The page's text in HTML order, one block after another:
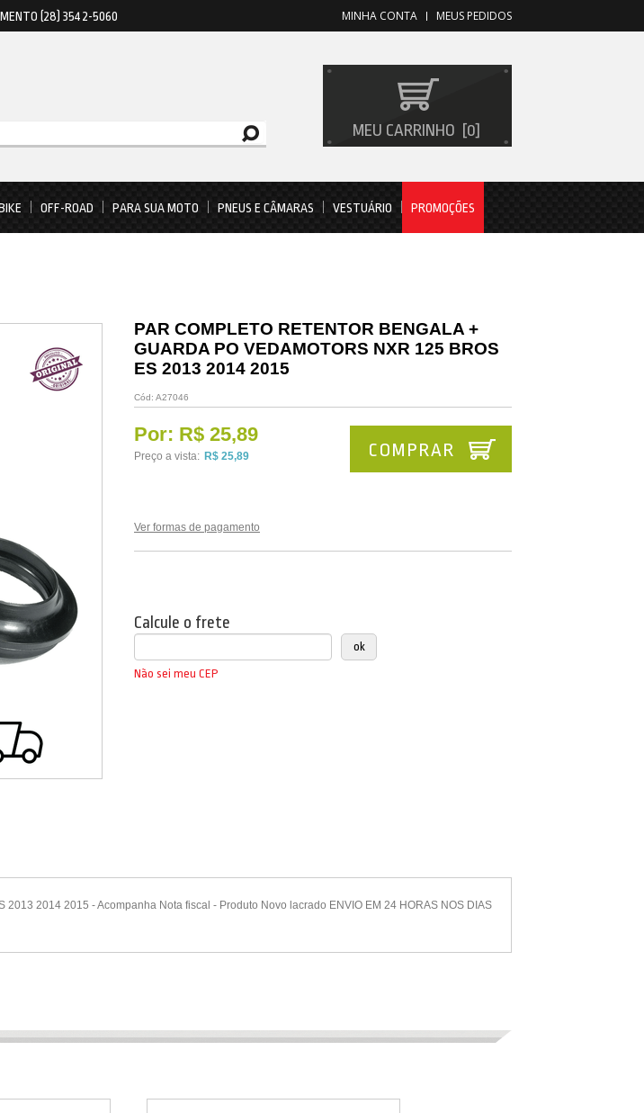
(28) 3542-5060 MEUS PEDIDOS
MINHA CONTA
MEU CARRINHO 0
OFF-ROAD PARA SUA MOTO PNEUS E CÂMARAS VESTUÁRIO PROMOÇÕES
PAR COMPLETO RETENTOR BENGALA +
GUARDA PO VEDAMOTORS NXR 125 BROS
ES 2013 2014 2015
Cód: A27046
Por: R$ 25,89
Preço a vista: R$ 25,89
Ver formas de pagamento
COMPRAR
Calcule o frete
Não sei meu CEP
2014 2015 - Acompanha Nota fiscal - Produto Novo lacrado ENVIO EM 24 HORAS NOS DIAS